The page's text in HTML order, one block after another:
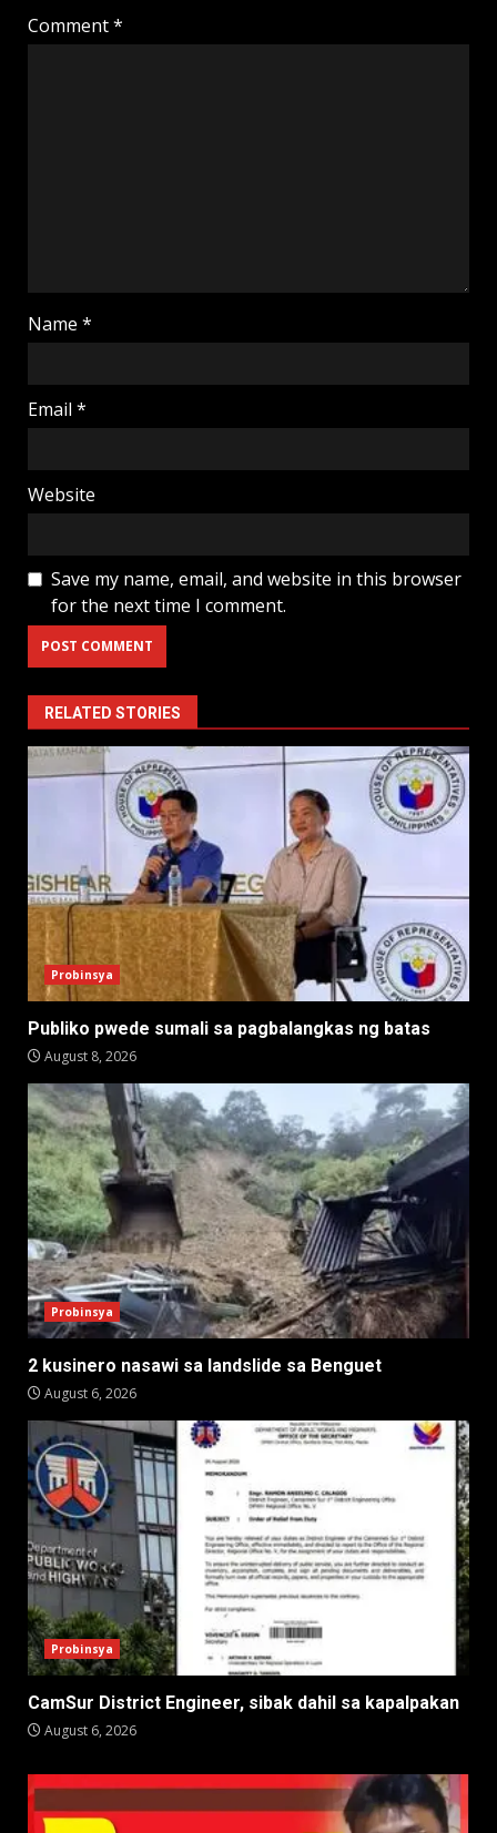
Comment*
Name *
Email *
Website
Save my name, email, and website in this browser
for the next time I comment.
RELATED STORIES
Probinsya
Publiko pwede sumali sa pagbalangkas ng batas
August 8, 2026
Probinsya
2 kusinero nasawi sa landslide sa Benguet
August 6, 2026
Probinsya
CamSur District Engineer, sibak dahil sa kapalpakan
August 6, 2026